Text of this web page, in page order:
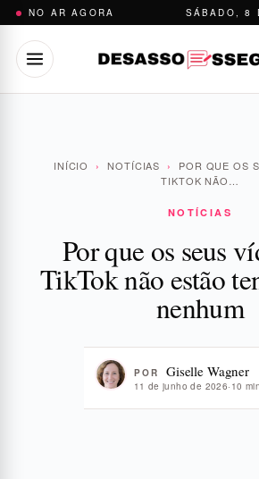
Pular
conteúdo
NO AR AGORA SÁBADO, 8
INÍCIO › NOTÍCIAS ›
POR QUE OS
TIKTOK NÃO…
NOTÍCIAS
Por que os seus
TikTok não estão
nenhum
POR Giselle Wagner
11 de junho de 2026· 10